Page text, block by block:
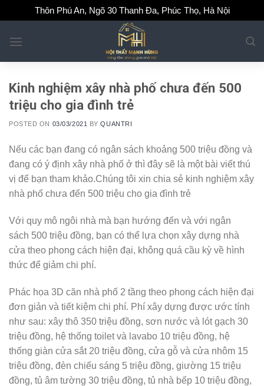
to
content
Thôn Phú An, Ngõ 30 Thanh Đa, Phúc Thọ, Hà Nội
Kinh nghiệm xây nhà phố chưa đến 500
triệu cho gia đình trẻ
POSTED ON 03/03/2021 BYQUANTRI
Nếu các bạn đang có ngân sách khoảng 500 triệu đồng và
đang có ý định xây nhà phố ở thì đây sẽ là một bài viết thú
vị để bạn tham khảo.Chúng tôi xin chia sẻ kinh nghiệm xây
nhà phố chưa đến 500 triệu cho gia đình trẻ
Với quy mô ngôi nhà mà bạn hướng đến và với ngân
sách 500 triệu đồng, bạn có thể lựa chọn xây dựng nhà
cửa theo phong cách hiện đại, không quá cầu kỳ về hình
thức để giảm chi phí.
Phác họa 3D căn nhà phố 2 tầng theo phong cách hiện đại
đơn giản và tiết kiệm chi phí. Phí xây dựng được ước tính
như sau: xây thô 350 triệu đồng, sơn nước và lót gạch 30
triệu đồng, hệ thống toilet và lavabo 10 triệu đồng, hệ
thống giàn cửa sắt 20 triệu đồng, cửa gỗ và cửa nhôm 15
triệu đồng, đèn chiếu sáng 5 triệu đồng, giường 15 triệu
đồng, tủ âm tường 30 triệu đồng, tủ nhà bếp 10 triệu đồng,